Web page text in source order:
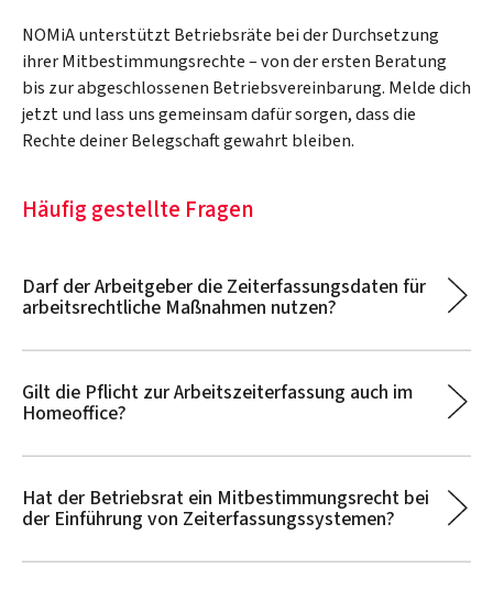
NOMiA unterstützt Betriebsräte bei der Durchsetzung
ihrer Mitbestimmungsrechte – von der ersten Beratung
bis zur abgeschlossenen Betriebsvereinbarung. Melde dich
jetzt und lass uns gemeinsam dafür sorgen, dass die
Rechte deiner Belegschaft gewahrt bleiben.
Häufig gestellte Fragen
Darf der Arbeitgeber die Zeiterfassungsdaten für
arbeitsrechtliche Maßnahmen nutzen?
Gilt die Pflicht zur Arbeitszeiterfassung auch im
Homeoffice?
Hat der Betriebsrat ein Mitbestimmungsrecht bei
der Einführung von Zeiterfassungssystemen?